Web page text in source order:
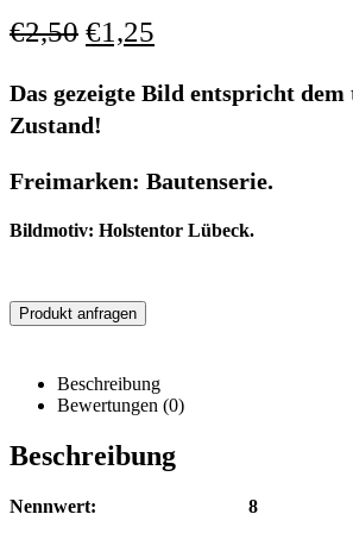
€2,50 €1,25
Das gezeigte Bild entspricht dem
Zustand!
Freimarken: Bautenserie.
Bildmotiv: Holstentor Lübeck.
Produkt anfragen
Beschreibung
Bewertungen (0)
Beschreibung
Nennwert: 8